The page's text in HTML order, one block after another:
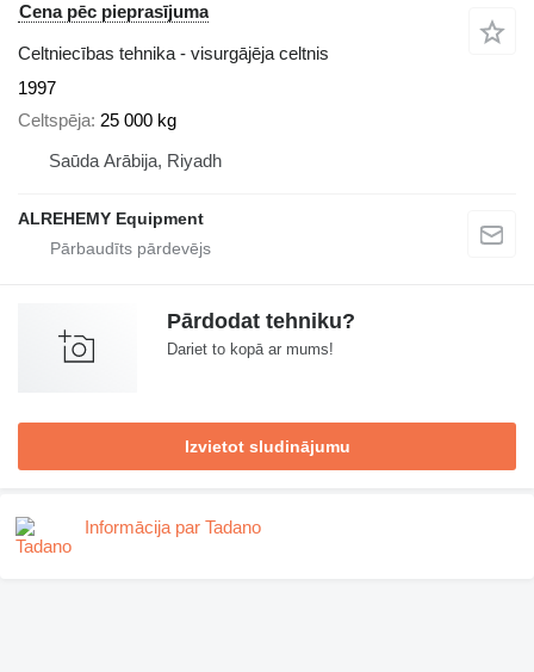
Cena pēc pieprasījuma
Celtniecības tehnika - visurgājēja celtnis
1997
Celtspēja 25 000 kg
Saūda Arābija, Riyadh
ALREHEMY Equipment
Pārdodat tehniku?
Dariet to kopā ar mums!
Izvietot sludinājumu
Informācija par Tadano